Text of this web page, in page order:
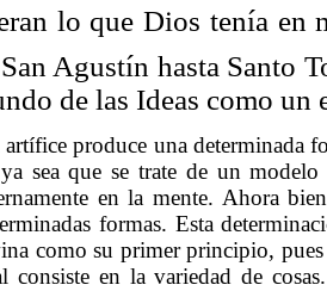
lo que Dios tenía en
Agustín hasta Santo
de las Ideas como
produce una determinada
sea que se trate de un
en la mente. Ahora
formas. Esta
como su primer principio,
consiste en la variedad de